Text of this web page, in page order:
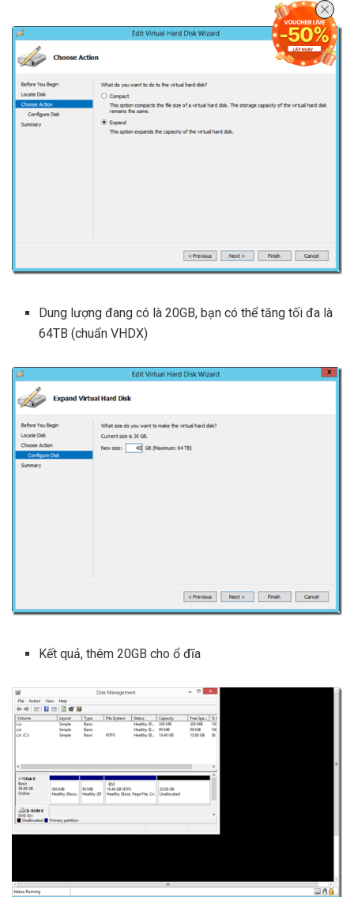
Dung lượng đang có là 20GB, bạn có thể tăng tối đa là
64TB (chuẩn VHDX)
Kết quả, thêm 20GB cho ổ đĩa